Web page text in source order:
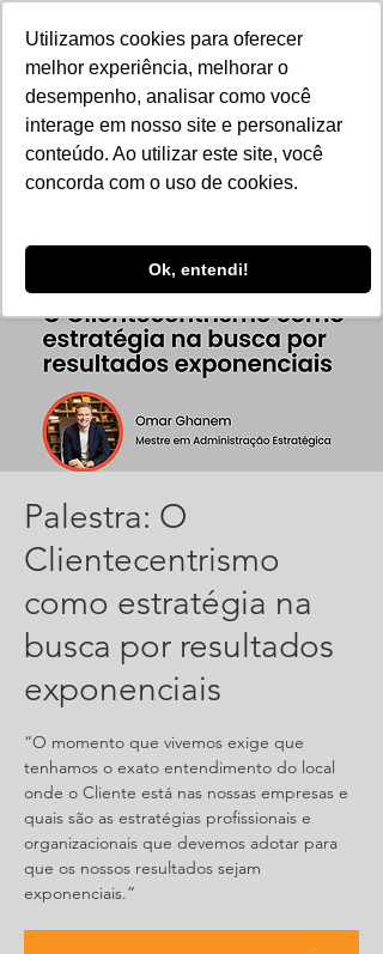
Utilizamos cookies para oferecer
melhor experiência, melhorar o
desempenho, analisar como você
interage em nosso site e personalizar
conteúdo. Ao utilizar este site, você
concorda com o uso de cookies.
Ok, entendi!
Palestra: O
Clientecentrismo
como estratégia na
busca por resultados
exponenciais
“O momento que vivemos exige que
tenhamos o exato entendimento do local
onde o Cliente está nas nossas empresas e
quais são as estratégias profissionais e
organizacionais que devemos adotar para
que os nossos resultados sejam